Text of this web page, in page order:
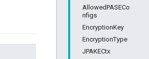
AllowedPASECo
nfigs
EncryptionKey
EncryptionType
JPAKECtx